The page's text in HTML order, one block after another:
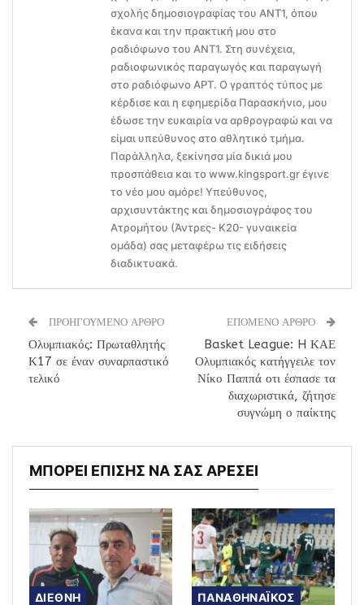
σχολής δημοσιογραφίας του ΑΝΤ1, όπου
έκανα και την πρακτική μου στο
ραδιόφωνο του ΑΝΤ1. Στη συνέχεια,
ραδιοφωνικός παραγωγός και παραγωγή
στο ραδιόφωνο ΑΡΤ. Ο γραπτός τύπος με
κέρδισε και η εφημερίδα Παρασκήνιο, μου
έδωσε την ευκαιρία να αρθρογραφώ και να
είμαι υπεύθυνος στο αθλητικό τμήμα.
Παράλληλα, ξεκίνησα μία δικιά μου
προσπάθεια και το www.kingsport.gr έγινε
το νέο μου αμόρε! Υπεύθυνος,
αρχισυντάκτης και δημοσιογράφος του
Ατρομήτου (Άντρες- Κ20- γυναικεία
ομάδα) σας μεταφέρω τις ειδήσεις
διαδικτυακά.
ΠΡΟΗΓΟΥΜΕΝΟ ΑΡΘΡΟ
Ολυμπιακός: Πρωταθλητής
Κ17 σε έναν συναρπαστικό
τελικό
ΕΠΟΜΕΝΟ ΑΡΘΡΟ
Basket League: H ΚΑΕ
Ολυμπιακός κατήγγειλε τον
Νίκο Παππά οτι έσπασε τα
διαχωριστικά, ζήτησε
συγνώμη ο παίκτης
ΜΠΟΡΕΙ ΕΠΙΣΗΣ ΝΑ ΣΑΣ ΑΡΕΣΕΙ
ΔΙΕΘΝΗ ΠΑΝΑΘΗΝΑΪΚΟΣ